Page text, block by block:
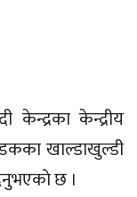
केन्द्रका केन्द्रीय
खाल्डाखुल्डी
छ ।